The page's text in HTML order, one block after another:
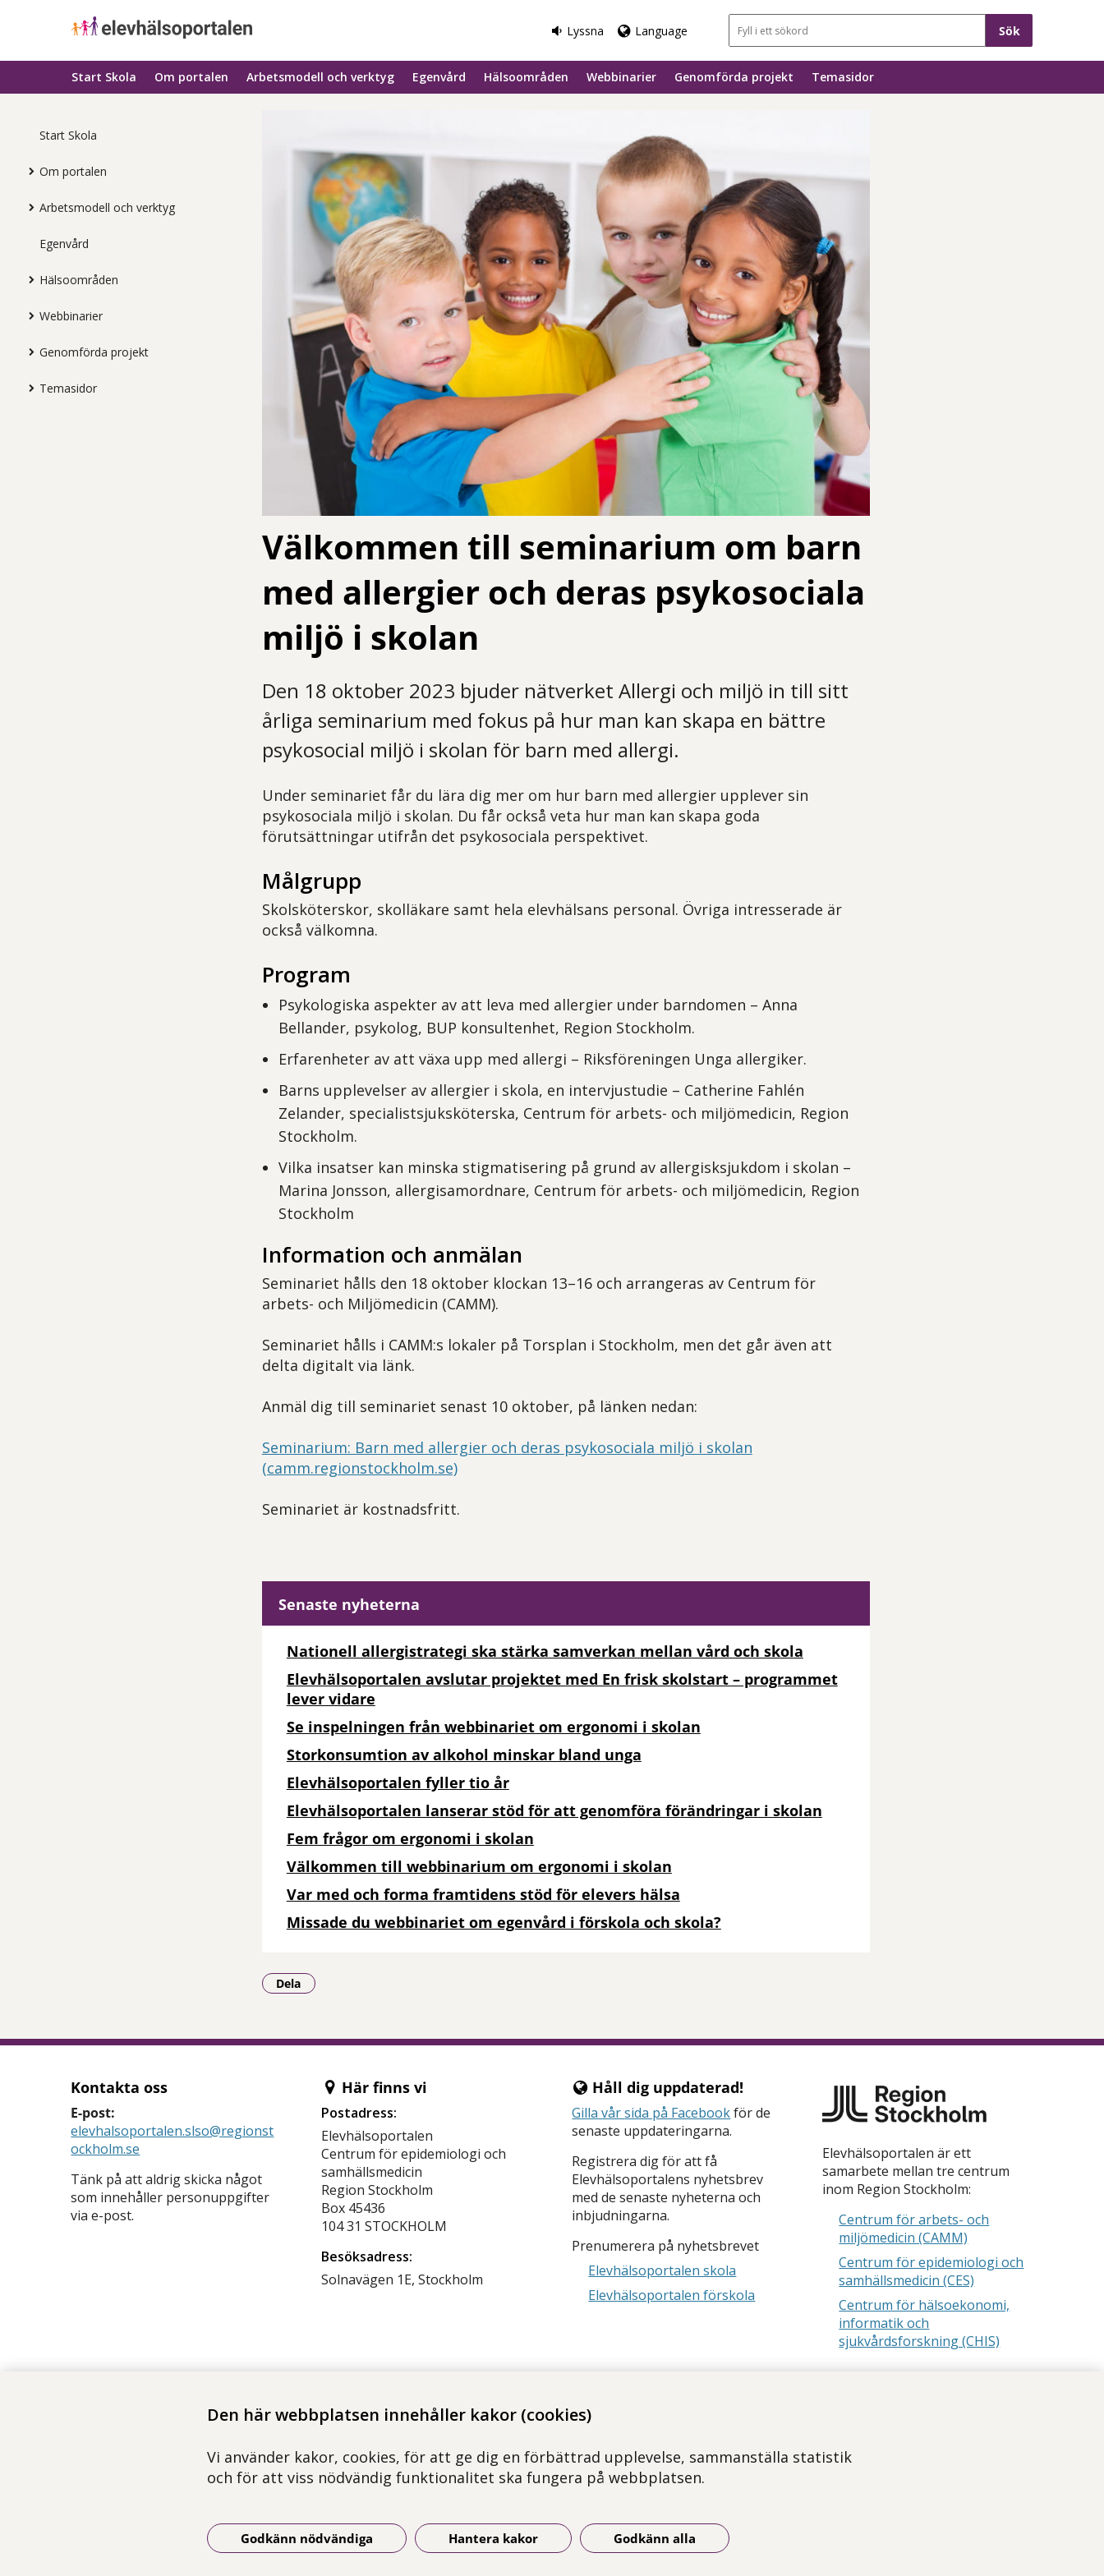
Den här webbplatsen innehåller kakor (cookies)
Vi använder kakor, cookies, för att ge dig en förbättrad upplevelse, sammanställa statistik
och för att viss nödvändig funktionalitet ska fungera på webbplatsen.
Godkänn nödvändiga Hantera kakor Godkänn alla
Lyssna Language Sökfält
Start Skola Om portalen Arbetsmodell och verktyg Egenvård Hälsoområden Webbinarier Genomförda projekt Temasidor
Start Skola
Om portalen
Arbetsmodell och verktyg
Egenvård
Hälsoområden
Webbinarier
Genomförda projekt
Temasidor
Välkommen till seminarium om barn
med allergier och deras psykosociala
miljö i skolan
Den 18 oktober 2023 bjuder nätverket Allergi och miljö in till sitt
årliga seminarium med fokus på hur man kan skapa en bättre
psykosocial miljö i skolan för barn med allergi.
Under seminariet får du lära dig mer om hur barn med allergier upplever sin
psykosociala miljö i skolan. Du får också veta hur man kan skapa goda
förutsättningar utifrån det psykosociala perspektivet.
Målgrupp
Skolsköterskor, skolläkare samt hela elevhälsans personal. Övriga intresserade är
också välkomna.
Program
Psykologiska aspekter av att leva med allergier under barndomen – Anna
Bellander, psykolog, BUP konsultenhet, Region Stockholm.
Erfarenheter av att växa upp med allergi – Riksföreningen Unga allergiker.
Barns upplevelser av allergier i skola, en intervjustudie – Catherine Fahlén
Zelander, specialistsjuksköterska, Centrum för arbets- och miljömedicin, Region
Stockholm.
Vilka insatser kan minska stigmatisering på grund av allergisksjukdom i skolan –
Marina Jonsson, allergisamordnare, Centrum för arbets- och miljömedicin, Region
Stockholm
Information och anmälan
Seminariet hålls den 18 oktober klockan 13–16 och arrangeras av Centrum för
arbets- och Miljömedicin (CAMM).
Seminariet hålls i CAMM:s lokaler på Torsplan i Stockholm, men det går även att
delta digitalt via länk.
Anmäl dig till seminariet senast 10 oktober, på länken nedan:
Seminarium: Barn med allergier och deras psykosociala miljö i skolan
(camm.regionstockholm.se)
Seminariet är kostnadsfritt.
Senaste nyheterna
Nationell allergistrategi ska stärka samverkan mellan vård och skola
Elevhälsoportalen avslutar projektet med En frisk skolstart – programmet
lever vidare
Se inspelningen från webbinariet om ergonomi i skolan
Storkonsumtion av alkohol minskar bland unga
Elevhälsoportalen fyller tio år
Elevhälsoportalen lanserar stöd för att genomföra förändringar i skolan
Fem frågor om ergonomi i skolan
Välkommen till webbinarium om ergonomi i skolan
Var med och forma framtidens stöd för elevers hälsa
Missade du webbinariet om egenvård i förskola och skola?
Dela
- Klicka för att öppna delningsalternativ.
Kontakta oss
E-post:
elevhalsoportalen.slso@regionst
ockholm.se
Tänk på att aldrig skicka något
som innehåller personuppgifter
via e-post.
Här finns vi
Postadress:
Elevhälsoportalen
Centrum för epidemiologi och
samhällsmedicin
Region Stockholm
Box 45436
104 31 STOCKHOLM
Besöksadress:
Solnavägen 1E, Stockholm
Håll dig uppdaterad!
Gilla vårsida på Facebookför de
senaste uppdateringarna.
Registrera dig för att få
Elevhälsoportalens nyhetsbrev
med de senaste nyheterna och
inbjudningarna.
Prenumerera på nyhetsbrevet
Elevhälsoportalen skola
Elevhälsoportalen förskola
Elevhälsoportalen är ett
samarbete mellan tre centrum
inom Region Stockholm:
Centrum för arbets- och
miljömedicin (CAMM)
Centrum för epidemiologi och
samhällsmedicin (CES)
Centrum för hälsoekonomi,
informatik och
sjukvårdsforskning (CHIS)